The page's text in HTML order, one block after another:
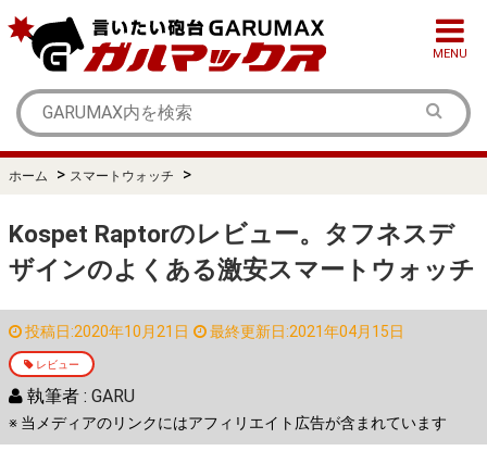
MENU
ホーム > スマートウォッチ >
Kospet Raptorのレビュー。タフネスデ
ザインのよくある激安スマートウォッチ
投稿日:2020年10月21日 最終更新日:2021年04月15日
レビュー
執筆者 : GARU
※ 当メディアのリンクにはアフィリエイト広告が含まれています